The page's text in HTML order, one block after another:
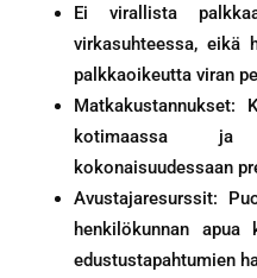
Ei virallista
virkasuhteessa, eikä
palkkaoikeutta viran
Matkakustannukset:
kotimaassa ja
kokonaisuudessaan
Avustajaresurssit:
henkilökunnan apua
edustustapahtumien